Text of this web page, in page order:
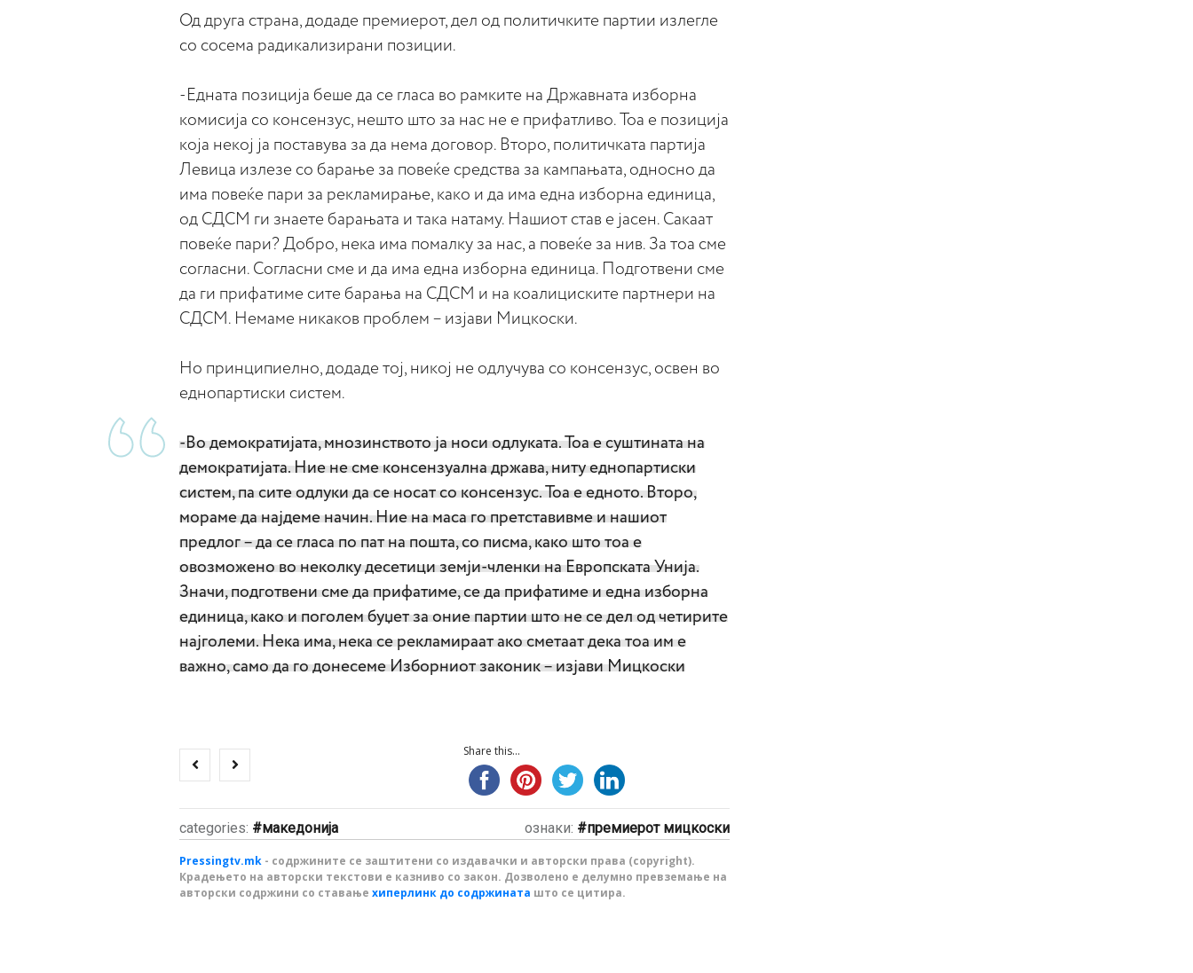
Од друга страна, додаде премиерот, дел од политичките партии излегле
со сосема радикализирани позиции.
-Едната позиција беше да се гласа во рамките на Државната изборна
комисија со консензус, нешто што за нас не е прифатливо. Тоа е позиција
која некој ја поставува за да нема договор. Второ, политичката партија
Левица излезе со барање за повеќе средства за кампањата, односно да
има повеќе пари за рекламирање, како и да има една изборна единица,
од СДСМ ги знаете барањата и така натаму. Нашиот став е јасен. Сакаат
повеќе пари? Добро, нека има помалку за нас, а повеќе за нив. За тоа сме
согласни. Согласни сме и да има една изборна единица. Подготвени сме
да ги прифатиме сите барања на СДСМ и на коалициските партнери на
СДСМ. Немаме никаков проблем – изјави Мицкоски.
Но принципиелно, додаде тој, никој не одлучува со консензус, освен во
еднопартиски систем.
-Во демократијата, мнозинството ја носи одлуката. Тоа е суштината на
демократијата. Ние не сме консензуална држава, ниту еднопартиски
систем, па сите одлуки да се носат со консензус. Тоа е едното. Второ,
мораме да најдеме начин. Ние на маса го претставивме и нашиот
предлог – да се гласа по пат на пошта, со писма, како што тоа е
овозможено во неколку десетици земји-членки на Европската Унија.
Значи, подготвени сме да прифатиме, се да прифатиме и една изборна
единица, како и поголем буџет за оние партии што не се дел од четирите
најголеми. Нека има, нека се рекламираат ако сметаат дека тоа им е
важно, само да го донесеме Изборниот законик – изјави Мицкоски
Share this...
categories: македонија ознаки: премиерот мицкоски
Pressingtv.mk - содржините се заштитени со издавачки и авторски права (copyright).
Крадењето на авторски текстови е казниво со закон. Дозволено е делумно превземање на
авторски содржини со ставање хиперлинк до содржината што се цитира.